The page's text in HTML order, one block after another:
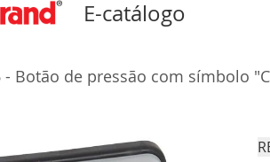
E-catálogo
- Botão de pressão com símbolo